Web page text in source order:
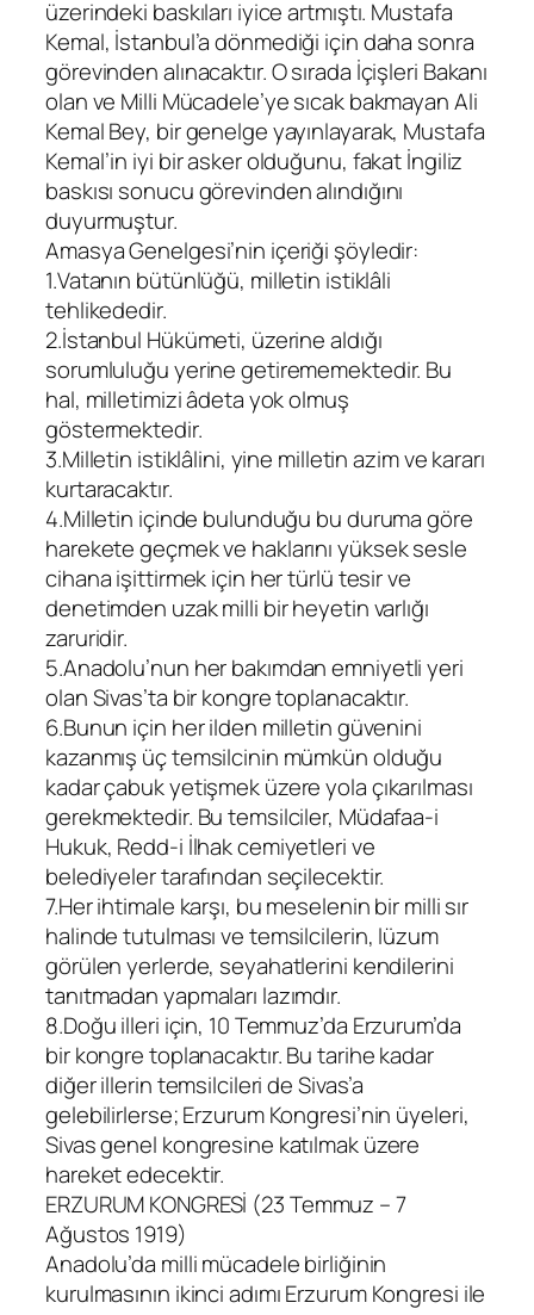
üzerindeki baskıları iyice artmıştı. Mustafa
Kemal, İstanbul’a dönmediği için daha sonra
görevinden alınacaktır. O sırada İçişleri Bakanı
olan ve Milli Mücadele’ye sıcak bakmayan Ali
Kemal Bey, bir genelge yayınlayarak, Mustafa
Kemal’in iyi bir asker olduğunu, fakat İngiliz
baskısı sonucu görevinden alındığını
duyurmuştur.
Amasya Genelgesi’nin içeriği şöyledir:
1.Vatanın bütünlüğü, milletin istiklâli
tehlikededir.
2.İstanbul Hükümeti, üzerine aldığı
sorumluluğu yerine getirememektedir. Bu
hal, milletimizi âdeta yok olmuş
göstermektedir.
3.Milletin istiklâlini, yine milletin azim ve kararı
kurtaracaktır.
4.Milletin içinde bulunduğu bu duruma göre
harekete geçmek ve haklarını yüksek sesle
cihana işittirmek için her türlü tesir ve
denetimden uzak milli bir heyetin varlığı
zaruridir.
5.Anadolu’nun her bakımdan emniyetli yeri
olan Sivas’ta bir kongre toplanacaktır.
6.Bunun için her ilden milletin güvenini
kazanmış üç temsilcinin mümkün olduğu
kadar çabuk yetişmek üzere yola çıkarılması
gerekmektedir. Bu temsilciler, Müdafaa-i
Hukuk, Redd-i İlhak cemiyetleri ve
belediyeler tarafından seçilecektir.
7.Her ihtimale karşı, bu meselenin bir milli sır
halinde tutulması ve temsilcilerin, lüzum
görülen yerlerde, seyahatlerini kendilerini
tanıtmadan yapmaları lazımdır.
8.Doğu illeri için, 10 Temmuz’da Erzurum’da
bir kongre toplanacaktır. Bu tarihe kadar
diğer illerin temsilcileri de Sivas’a
gelebilirlerse; Erzurum Kongresi’nin üyeleri,
Sivas genel kongresine katılmak üzere
hareket edecektir.
ERZURUM KONGRESİ (23 Temmuz – 7
Ağustos 1919)
Anadolu’da milli mücadele birliğinin
kurulmasının ikinci adımı Erzurum Kongresi ile